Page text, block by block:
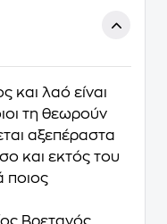
και λαό είναι
τη θεωρούν
αξεπέραστα
και εκτός του
ποιος